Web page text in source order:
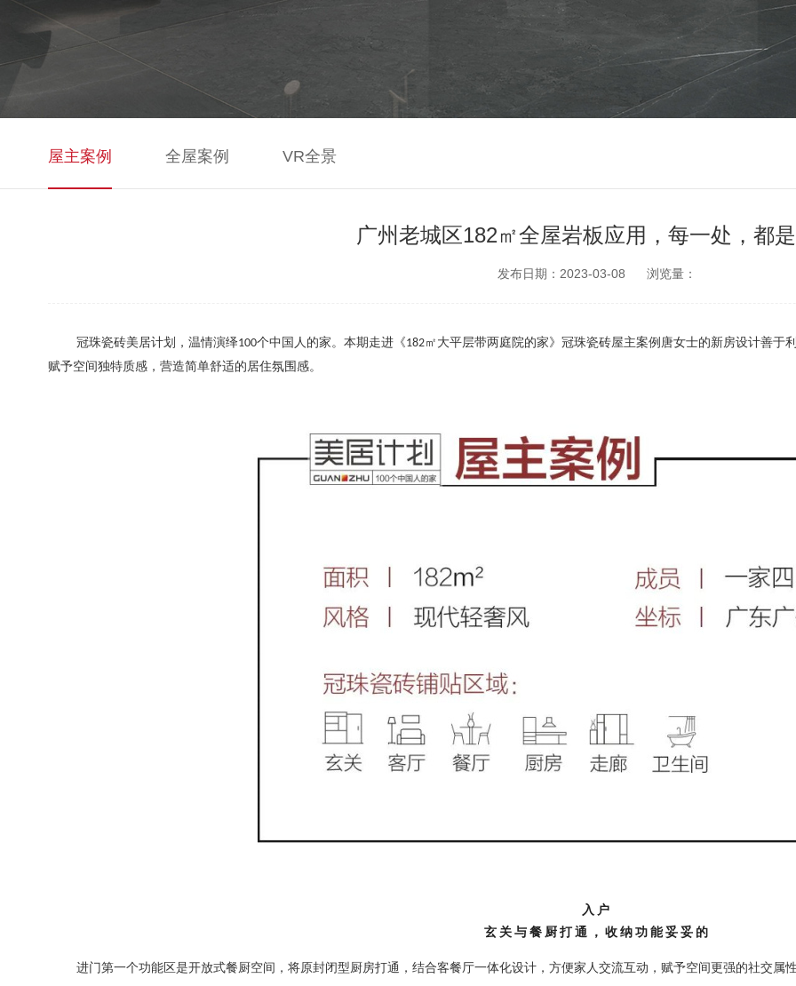
屋主案例 全屋案例 VR全景
广州老城区182㎡全屋岩板应用，每一处，都
发布日期：2023-03-08 浏览量：
冠珠瓷砖美居计划 ， 温情演绎100个中国人的家 。 本期走进《182㎡大平层带两庭院的家》 冠珠瓷砖屋主案例 唐女士的新房设计善于
赋予空间独特质感，营造简单舒适的居住氛围感。
入户
玄关与餐厨打通，收纳功能妥妥的
进门第一个功能区是开放式餐厨空间，将原封闭型厨房打通，结合客餐厅一体化设计，方便家人交流互动，赋予空间更强的社交属